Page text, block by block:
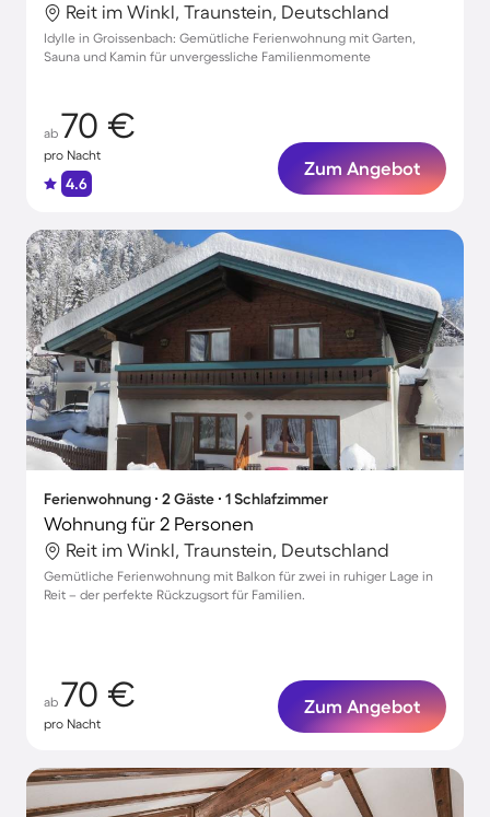
Reit im Winkl, Traunstein, Deutschland
Idylle in Groissenbach: Gemütliche Ferienwohnung mit Garten,
Sauna und Kamin für unvergessliche Familienmomente
ab 70 €
pro Nacht
4.6
Zum Angebot
Ferienwohnung ∙ 2 Gäste ∙ 1 Schlafzimmer
Wohnung für 2 Personen
Reit im Winkl, Traunstein, Deutschland
Gemütliche Ferienwohnung mit Balkon für zwei in ruhiger Lage in
Reit – der perfekte Rückzugsort für Familien.
ab 70 €
pro Nacht
Zum Angebot